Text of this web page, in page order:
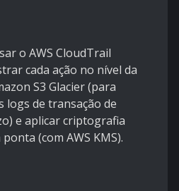
o AWS CloudTrail
cada ação no nível da
S3 Glacier (para
logs de transação de
e aplicar criptografia
(com AWS KMS).